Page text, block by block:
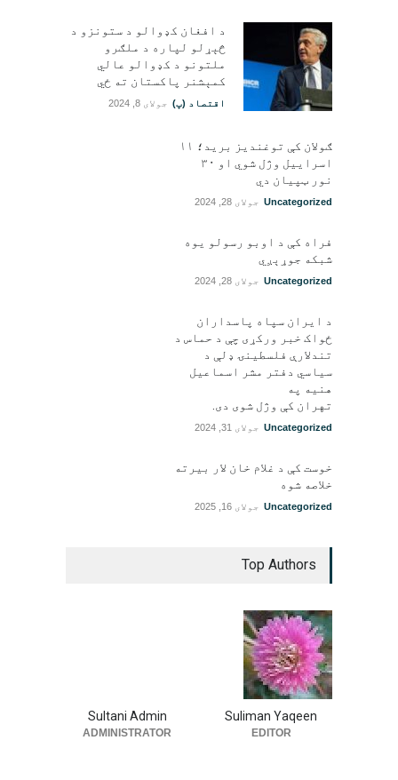
د افغان کډوالو د ستونزو د
څېړلو لپاره د ملګرو
ملتونو د کډوالو عالي
کمېشنر پاکستان ته ځي
اقتصاد (پ) جولای 8, 2024
ګولان کې توغندیز برید؛ ۱۱
اسراییل وژل شوي او ۳۰
نور ټپيان دي
Uncategorized جولای 28, 2024
فراه کې د اوبو رسولو یوه
شبکه جوړېږي
Uncategorized جولای 28, 2024
د ایران سپاه پاسداران
ځواک خبر ورکړی چې د حماس د
تندلارې فلسطينۍ ډلې د
سیاسي دفتر مشر اسماعیل
هنيه په
تهران کې وژل شوی دی.
Uncategorized جولای 31, 2024
خوست کې د غلام خان لار بیرته
خلاصه شوه
Uncategorized جولای 16, 2025
Top Authors
Suliman Yaqeen
EDITOR
Sultani Admin
ADMINISTRATOR